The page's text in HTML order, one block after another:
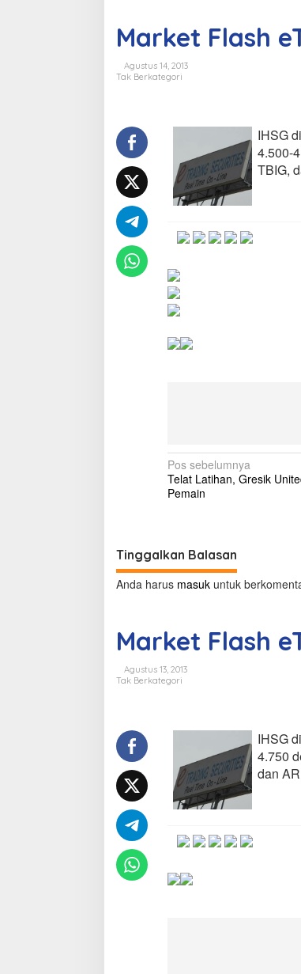
p
o
s
Market Flash
Agustus 14, 2013
Tak Berkategori
IHSG
4.500-
TBIG,
N
a
g
a
p
o
s
Pos sebelumnya
Telat Latihan, Gresik
Pemain
Tinggalkan Balasan
Anda harus masuk untuk
Market Flash
Agustus 13, 2013
Tak Berkategori
IHSG
4.750
dan